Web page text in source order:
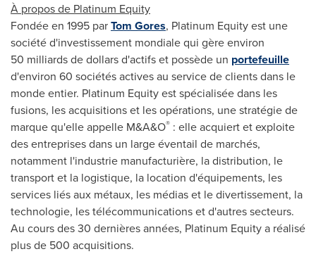
À propos de Platinum Equity
Fondée en 1995 parTom Gores, Platinum Equity est une
société d'investissement mondiale qui gère environ
50 milliards de dollars d'actifs et possède un portefeuille
d'environ 60 sociétés actives au service de clients dans le
monde entier. Platinum Equity est spécialisée dans les
fusions, les acquisitions et les opérations, une stratégie de
marque qu'elle appelle M&A&O® : elle acquiert et exploite
des entreprises dans un large éventail de marchés,
notamment l'industrie manufacturière, la distribution, le
transport et la logistique, la location d'équipements, les
services liés aux métaux, les médias et le divertissement, la
technologie, les télécommunications et d'autres secteurs.
Au cours des 30 dernières années, Platinum Equity a réalisé
plus de 500 acquisitions.